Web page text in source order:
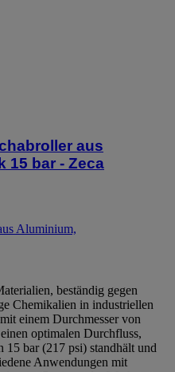
aus
15 bar - Zeca
Aluminium,
beständig gegen
Chemikalien in industriellen
einem Durchmesser von
optimalen Durchfluss,
bar (217 psi) standhält und
Anwendungen mit